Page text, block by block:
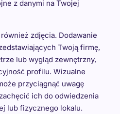
z danymi na Twojej
zdjęcia. Dodawanie
Twoją firmę,
lub wygląd zewnętrzny,
profilu. Wizualne
przyciągnąć uwagę
ich do odwiedzenia
lub fizycznego lokalu.